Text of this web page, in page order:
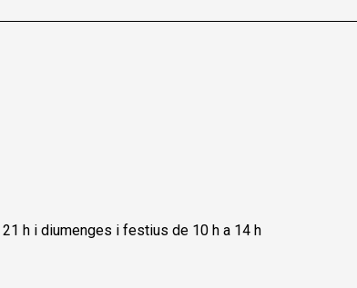
h i diumenges i festius de 10 h a 14 h